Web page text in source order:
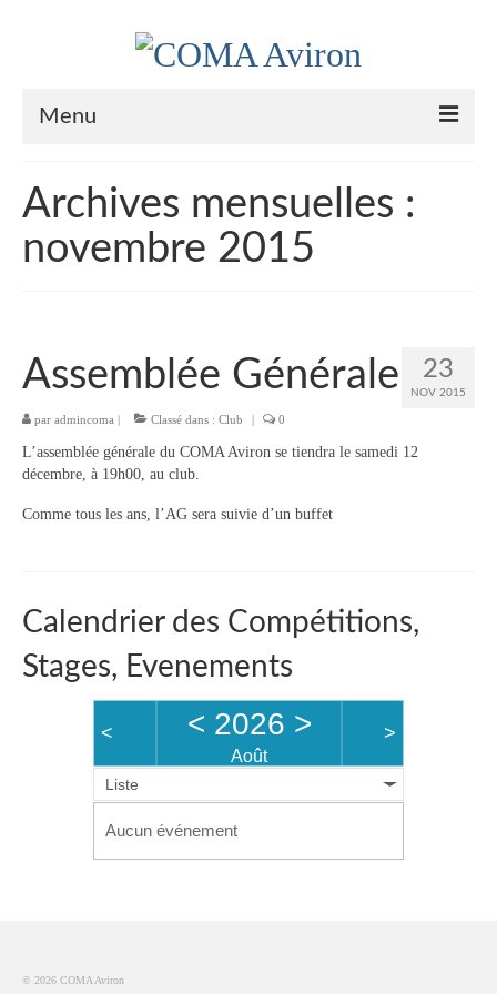
Menu
Nos couleurs
Le bureau
Actualités
Le matériel
Les bateaux
Section « Compétition »
Catégories
Archives mensuelles :
novembre 2015
23
NOV 2015
Assemblée Générale
par admincoma | Classé dans : Club | 0
L’assemblée générale du COMA Aviron se tiendra le samedi 12
décembre, à 19h00, au club.
Comme tous les ans, l’AG sera suivie d’un buffet
Calendrier des Compétitions,
Stages, Evenements
< < 2026 >
Août
>
Liste
Aucun événement
© 2026 COMA Aviron